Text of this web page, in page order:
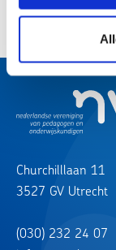
Churchilllaan 11
3527 GV Utrecht
(030) 232 24 07